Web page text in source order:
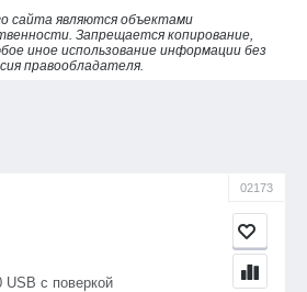
сайта являются объектами
Запрещается копирование,
иное использование информации без
правообладателя.
02173
с поверкой